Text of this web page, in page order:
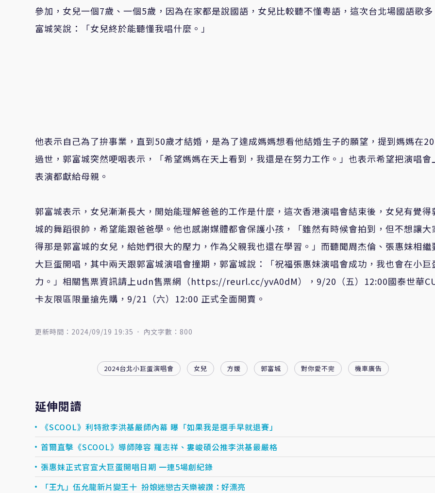
參加，女兒一個7歲、一個5歲，因為在家都是說國語，女兒比較聽不懂粵語，這次台北場國語歌
富城笑說：「女兒終於能聽懂我唱什麼。」
他表示自己為了拚事業，直到50歲才結婚，是為了達成媽媽想看他結婚生子的願望，提到媽媽在
過世，郭富城突然哽咽表示，「希望媽媽在天上看到，我還是在努力工作。」也表示希望把演唱會
表演都獻給母親。
郭富城表示，女兒漸漸長大，開始能理解爸爸的工作是什麼，這次香港演唱會結束後，女兒有覺得
城的舞蹈很帥，希望能跟爸爸學。他也感謝媒體都會保護小孩，「雖然有時候會拍到，但不想讓大
得那是郭富城的女兒，給她們很大的壓力，作為父親我也還在學習。」而聽聞周杰倫、張惠妹相繼
大巨蛋開唱，其中兩天跟郭富城演唱會撞期，郭富城說：「祝福張惠妹演唱會成功，我也會在小巨
力。」相關售票資訊請上udn售票網（https://reurl.cc/yvA0dM）， 9/20 （五） 12:00國泰世華
卡友限區限量搶先購， 9/21 （六） 12:00 正式全面開賣。
更新時間：2024/09/19 19:35 內文字數：800
2024台北小巨蛋演唱會 女兒 方媛 郭富城 對你愛不完 機車廣告
延伸閱讀
《SCOOL》利特掀李洪基嚴師內幕 曝「如果我是選手早就退賽」
首爾直擊《SCOOL》導師陣容 羅志祥、婁峻碩公推李洪基最嚴格
張惠妹正式官宣大巨蛋開唱日期 一連5場創紀錄
「王九」伍允龍新片變王十 扮娘迷戀古天樂被讚：好漂亮